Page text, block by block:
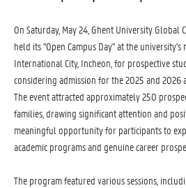
On Saturday, May 24, Ghent University Global
held its "Open Campus Day" at the
International City, Incheon, for prospective
considering admission for the 2025 and 2026
The event attracted approximately 250
families, drawing significant attention and
meaningful opportunity for participants to
academic programs and genuine career
The program featured various sessions,